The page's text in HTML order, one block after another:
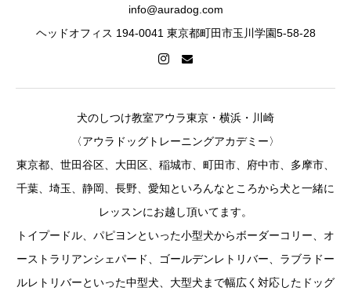
info@auradog.com
ヘッドオフィス 194-0041 東京都町田市玉川学園5-58-28
犬のしつけ教室アウラ東京・横浜・川崎
〈アウラドッグトレーニングアカデミー〉
東京都、世田谷区、大田区、稲城市、町田市、府中市、多摩市、
千葉、埼玉、静岡、長野、愛知といろんなところから犬と一緒に
レッスンにお越し頂いてます。
トイプードル、パピヨンといった小型犬からボーダーコリー、オ
ーストラリアンシェパード、ゴールデンレトリバー、ラブラドー
ルレトリバーといった中型犬、大型犬まで幅広く対応したドッグ